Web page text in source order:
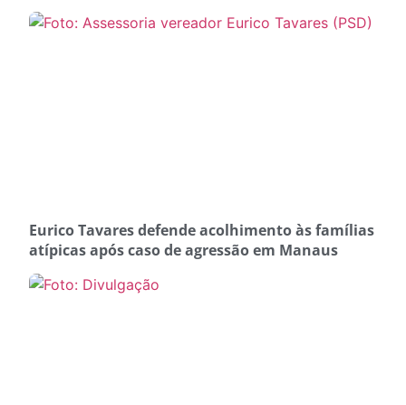
Eurico Tavares defende acolhimento às famílias
atípicas após caso de agressão em Manaus